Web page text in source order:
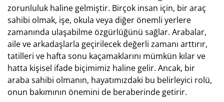
zorunluluk haline gelmiştir. Birçok insan için, bir araç
sahibi olmak, işe, okula veya diğer önemli yerlere
zamanında ulaşabilme özgürlüğünü sağlar. Arabalar,
aile ve arkadaşlarla geçirilecek değerli zamanı arttırır,
tatilleri ve hafta sonu kaçamaklarını mümkün kılar ve
hatta kişisel ifade biçimimiz haline gelir. Ancak, bir
araba sahibi olmanın, hayatımızdaki bu belirleyici rolü,
onun bakımının önemini de beraberinde getirir.